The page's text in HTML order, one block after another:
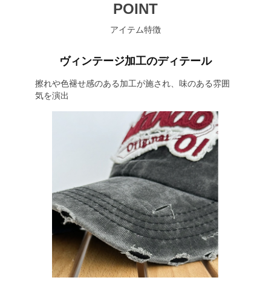
POINT
アイテム特徴
ヴィンテージ加工のディテール
擦れや色褪せ感のある加工が施され、味のある雰囲
気を演出